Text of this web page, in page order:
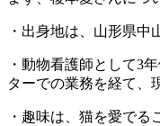
・出身地は、山形県中
・動物看護師として3
ターでの業務を経て、
・趣味は、猫を愛でる